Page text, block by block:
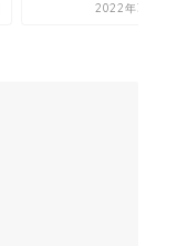
2022年3月9日